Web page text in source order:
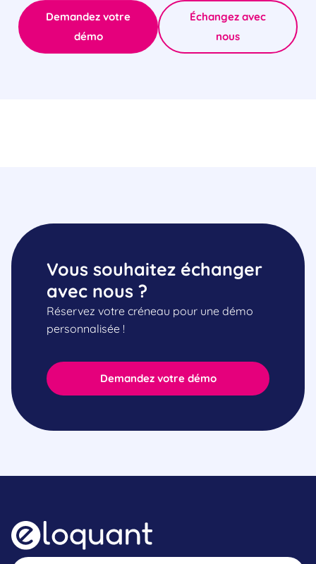
Demandez votre
démo
Échangez avec
nous
Demandez votre démo
Vous souhaitez échanger
avec nous ?
Réservez votre créneau pour une démo
personnalisée !